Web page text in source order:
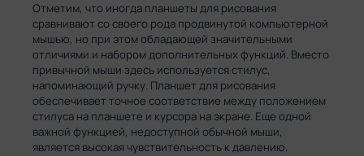
Отметим, что иногда планшеты для рисования
сравнивают со своего рода продвинутой компьютерной
мышью, но при этом обладающей значительными
отличиями и набором дополнительных функций. Вместо
привычной мыши здесь используется стилус,
напоминающий ручку. Планшет для рисования
обеспечивает точное соответствие между положением
стилуса на планшете и курсора на экране. Еще одной
важной функцией, недоступной обычной мыши,
является высокая чувствительность к давлению.